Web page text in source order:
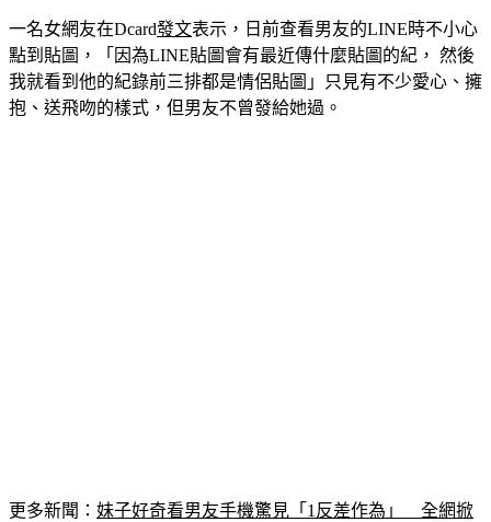
點到貼圖，「因為LINE貼圖會有最近傳什麼貼圖的紀， 然後
我就看到他的紀錄前三排都是情侶貼圖」只見有不少愛心、擁
抱、送飛吻的樣式，但男友不曾發給她過。
兩派論戰